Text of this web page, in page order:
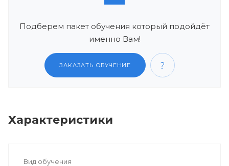
Подберем пакет обучения который подойдёт
именно Вам!
ЗАКАЗАТЬ ОБУЧЕНИЕ
Характеристики
Вид обучения